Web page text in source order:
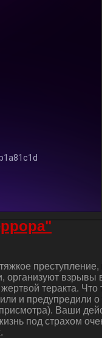
теракта.
и
Ваши
под страхом